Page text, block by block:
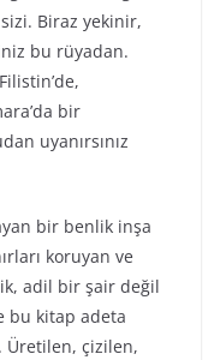
Biraz yekinir,
bu rüyadan.
bir
uyanırsınız
bir benlik inşa
koruyan ve
adil bir şair değil
bu kitap adeta
Üretilen, çizilen,